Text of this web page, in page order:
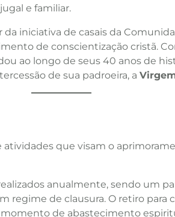
e familiar.
iniciativa de casais da
de conscientização cristã.
ao longo de seus 40 anos de
de sua padroeira, a
atividades que visam o
anualmente, sendo um
de clausura. O retiro para
de abastecimento